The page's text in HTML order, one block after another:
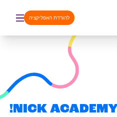
להורדת האפליקציה